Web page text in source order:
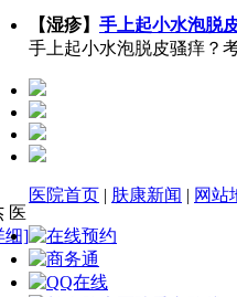
医
细]
【湿疹】 手上起小水泡脱
手上起小水泡脱皮骚痒？
医院首页 | 肤康新闻 | 网站